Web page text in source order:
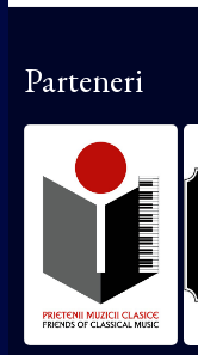
Parteneri